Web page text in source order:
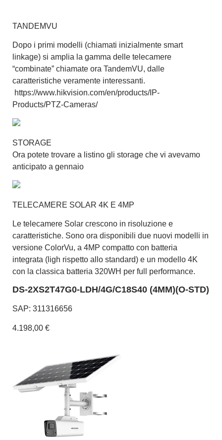
TANDEMVU
Dopo i primi modelli (chiamati inizialmente smart
linkage) si amplia la gamma delle telecamere
“combinate” chiamate ora TandemVU, dalle
caratteristiche veramente interessanti.
https://www.hikvision.com/en/products/IP-
Products/PTZ-Cameras/
STORAGE
Ora potete trovare a listino gli storage che vi avevamo
anticipato a gennaio
TELECAMERE SOLAR 4K E 4MP
Le telecamere Solar crescono in risoluzione e
caratteristiche. Sono ora disponibili due nuovi modelli in
versione ColorVu, a 4MP compatto con batteria
integrata (ligh rispetto allo standard) e un modello 4K
con la classica batteria 320WH per full performance.
DS-2XS2T47G0-LDH/4G/C18S40 (4MM)(O-STD)
SAP: 311316656
4.198,00 €